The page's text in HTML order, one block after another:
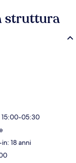
struttura
15:00-05:30
18 anni